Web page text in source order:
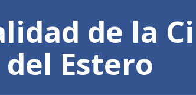
de la
Estero